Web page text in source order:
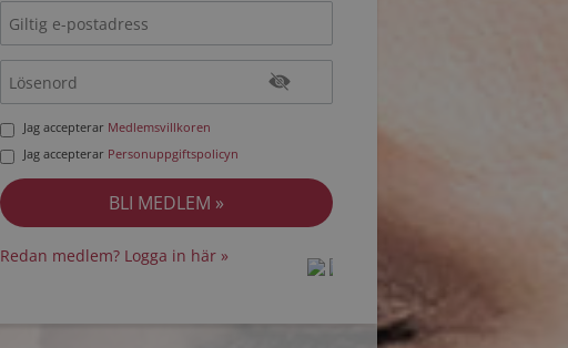
Jag accepterar Medlemsvillkoren
Jag accepterar Personuppgiftspolicyn
Redan medlem? Logga in här »
protected by
Privacy Terms
protected by
Privacy Terms